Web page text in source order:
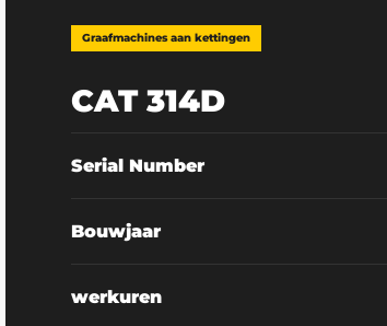
Graafmachines aan kettingen
CAT 314D
Serial Number
Bouwjaar
werkuren